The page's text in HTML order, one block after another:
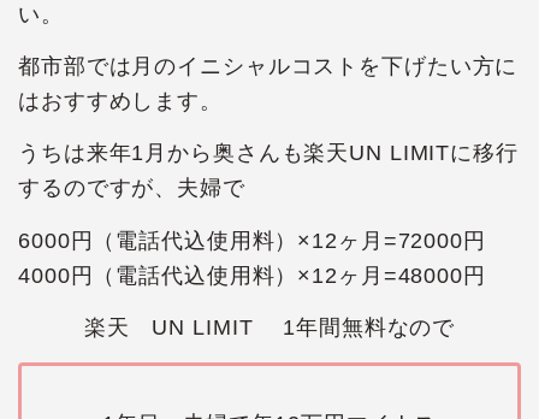
い。
都市部では月のイニシャルコストを下げたい方に
はおすすめします。
うちは来年1月から奥さんも楽天UN LIMITに移行
するのですが、夫婦で
6000円（電話代込使用料）×12ヶ月=72000円
4000円（電話代込使用料）×12ヶ月=48000円
楽天 UN LIMIT 1年間無料なので